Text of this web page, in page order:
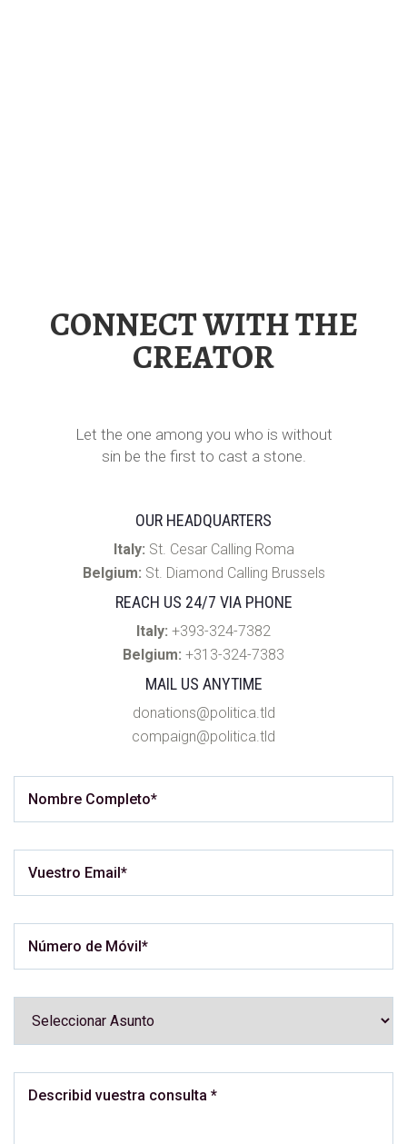
CONNECT WITH THE
CREATOR
Let the one among you who is without
sin be the first to cast a stone.
OUR HEADQUARTERS
Italy: St. Cesar Calling Roma
Belgium: St. Diamond Calling Brussels
REACH US 24/7 VIA PHONE
Italy: +393-324-7382
Belgium: +313-324-7383
MAIL US ANYTIME
donations@politica.tld
compaign@politica.tld